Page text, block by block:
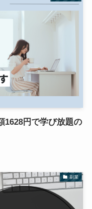
1628円で学び放題の
副業